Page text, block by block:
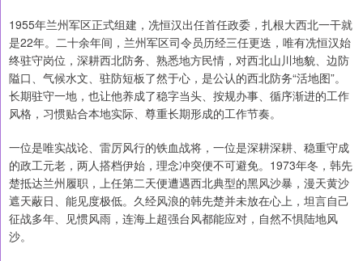
1955年兰州军区正式组建，冼恒汉出任首任政委，扎根大西北一干就
是22年。二十余年间，兰州军区司令员历经三任更迭，唯有冼恒汉始
终驻守岗位，深耕西北防务、熟悉地方民情，对西北山川地貌、边防
隘口、气候水文、驻防短板了然于心，是公认的西北防务“活地图”。
长期驻守一地，也让他养成了稳字当头、按规办事、循序渐进的工作
风格，习惯贴合本地实际、尊重长期形成的工作节奏。
一位是唯实战论、雷厉风行的铁血战将，一位是深耕深耕、稳重守成
的政工元老，两人搭档伊始，理念冲突便不可避免。1973年冬，韩先
楚抵达兰州履职，上任第二天便遭遇西北典型的黑风沙暴，漫天黄沙
遮天蔽日、能见度极低。久经风浪的韩先楚并未放在心上，坦言自己
征战多年、见惯风雨，连海上超强台风都能应对，自然不惧陆地风
沙。